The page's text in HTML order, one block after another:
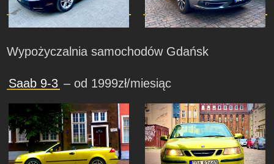
Wypożyczalnia samochodów Gdańsk
Saab 9-3 – od 1999zł/miesiąc